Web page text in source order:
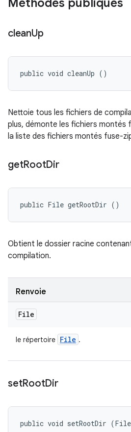
Méthodes publiques
cleanUp
public void cleanUp ()
Nettoie tous les fichiers de
plus, démonte les fichiers montés
la liste des fichiers montés fuse-
getRootDir
public File getRootDir ()
Obtient le dossier racine
compilation.
Renvoie
File
le répertoire File .
setRootDir
public void setRootDir